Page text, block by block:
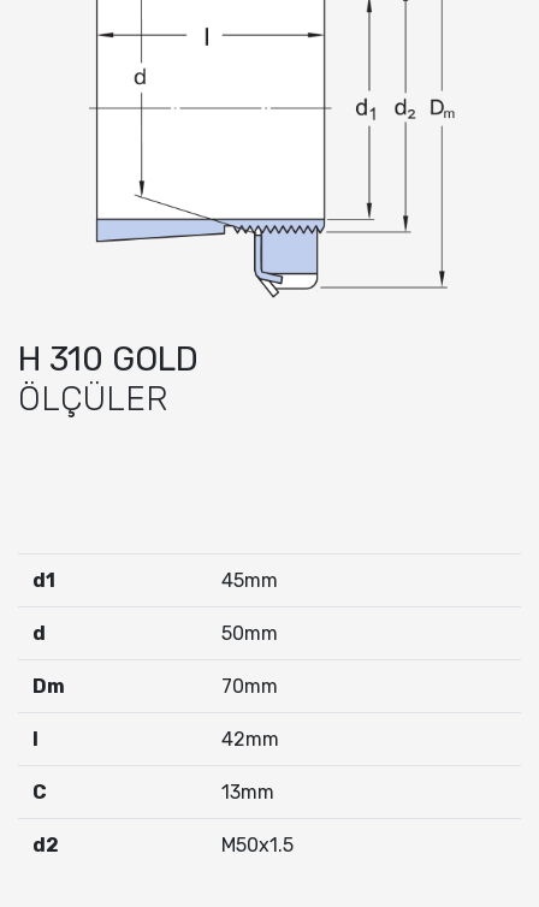
H 310 GOLD
ÖLÇÜLER
d1 45mm
d 50mm
Dm 70mm
I 42mm
C 13mm
d2 M50x1.5